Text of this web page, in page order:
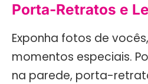
Porta-Retratos e
Exponha fotos de
momentos especiais.
na parede, porta-